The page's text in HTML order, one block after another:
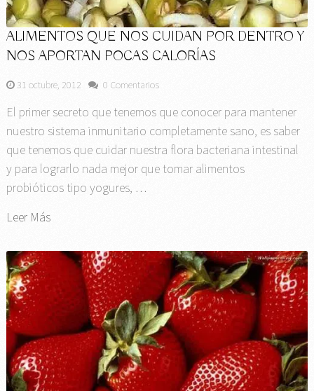
ALIMENTOS QUE NOS CUIDAN POR DENTRO Y
NOS APORTAN POCAS CALORÍAS
31 octubre, 2012 0 Comentarios
El primer secreto que tenemos que conocer para mantener
nuestro sistema inmunitario completamente sano, es saber
que tenemos que cuidar nuestra flora bacteriana intestinal
y para lograrlo nada mejor que tomar alimentos
probióticos tipo yogures, …
Leer Más